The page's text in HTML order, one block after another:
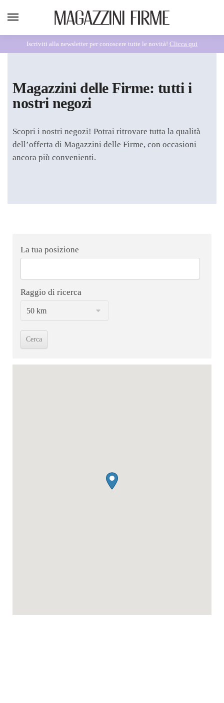
Iscriviti alla newsletter per conoscere tutte le novità! Clicca qui
Magazzini delle Firme: tutti i
nostri negozi
Scopri i nostri negozi! Potrai ritrovare tutta la qualità
dell’offerta di Magazzini delle Firme, con occasioni
ancora più convenienti.
La tua posizione
Raggio di ricerca